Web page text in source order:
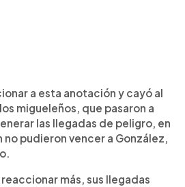
a esta anotación y cayó al
migueleños, que pasaron a
las llegadas de peligro, en
no pudieron vencer a González,
más, sus llegadas